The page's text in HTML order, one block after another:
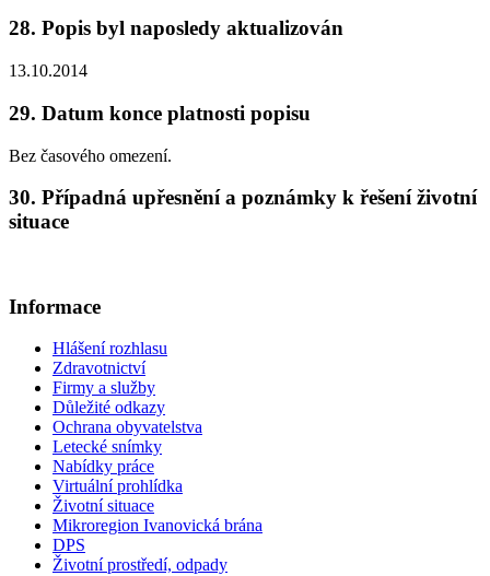
28. Popis byl naposledy aktualizován
13.10.2014
29. Datum konce platnosti popisu
Bez časového omezení.
30. Případná upřesnění a poznámky k řešení životní
situace
Informace
Hlášení rozhlasu
Zdravotnictví
Firmy a služby
Důležité odkazy
Ochrana obyvatelstva
Letecké snímky
Nabídky práce
Virtuální prohlídka
Životní situace
Mikroregion Ivanovická brána
DPS
Životní prostředí, odpady